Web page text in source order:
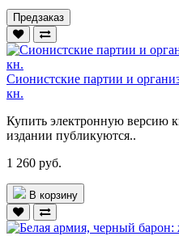
Предзаказ
Сионистские партии и
кн.
Купить электронную
издании публикуются..
1 260 руб.
В корзину